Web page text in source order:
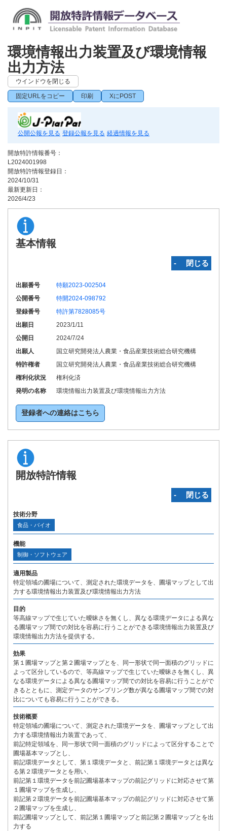
環境情報出力装置及び環境情報
出力方法
ウインドウを閉じる
固定URLをコピー 印刷 XにPOST
公開公報を見る 登録公報を見る 経過情報を見る
開放特許情報番号：
L2024001998
開放特許情報登録日：
2024/10/31
最新更新日：
2026/4/23
基本情報
‐ 閉じる
出願番号
特願2023-002504
公開番号
特開2024-098792
登録番号
特許第7828085号
出願日
2023/1/11
公開日
2024/7/24
出願人
国立研究開発法人農業・食品産業技術総合研究機構
特許権者
国立研究開発法人農業・食品産業技術総合研究機構
権利化状況
権利化済
発明の名称
環境情報出力装置及び環境情報出力方法
登録者への連絡はこちら
開放特許情報
‐ 閉じる
技術分野
食品・バイオ
機能
制御・ソフトウェア
適用製品
特定領域の圃場について、測定された環境データを、圃場マップとして出
力する環境情報出力装置及び環境情報出力方法
目的
等高線マップで生じていた曖昧さを無くし、異なる環境データによる異な
る圃場マップ間での対比を容易に行うことができる環境情報出力装置及び
環境情報出力方法を提供する。
効果
第１圃場マップと第２圃場マップとを、同一形状で同一面積のグリッドに
よって区分しているので、等高線マップで生じていた曖昧さを無くし、異
なる環境データによる異なる圃場マップ間での対比を容易に行うことがで
きるとともに、測定データのサンプリング数が異なる圃場マップ間での対
比についても容易に行うことができる。
技術概要
特定領域の圃場について、測定された環境データを、圃場マップとして出
力する環境情報出力装置であって、
前記特定領域を、同一形状で同一面積のグリッドによって区分することで
圃場基本マップとし、
前記環境データとして、第１環境データと、前記第１環境データとは異な
る第２環境データとを用い、
前記第１環境データを前記圃場基本マップの前記グリッドに対応させて第
１圃場マップを生成し、
前記第２環境データを前記圃場基本マップの前記グリッドに対応させて第
２圃場マップを生成し、
前記圃場マップとして、前記第１圃場マップと前記第２圃場マップとを出
力する